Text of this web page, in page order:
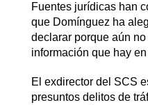
Fuentes jurídicas han
que Domínguez ha
declarar porque aún
información que hay
El exdirector del SCS
presuntos delitos de